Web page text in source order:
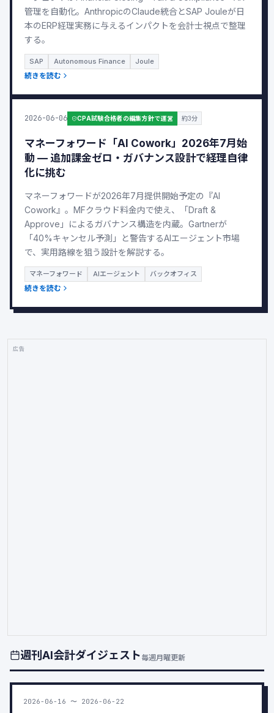
管理を自動化。AnthropicのClaude統合とSAP Jouleが日
本のERP経理実務に与えるインパクトを会計士視点で整理
する。
SAP Autonomous Finance Joule
続きを読む
2026-06-06 CPA試験合格者の編集方針で運営 約3分
マネーフォワード「AI Cowork」2026年7月始
動 — 追加課金ゼロ・ガバナンス設計で経理自律
化に挑む
マネーフォワードが2026年7月提供開始予定の『AI
Cowork』。MFクラウド料金内で使え、「Draft &
Approve」によるガバナンス構造を内蔵。Gartnerが
「40%キャンセル予測」と警告するAIエージェント市場
で、実用路線を狙う設計を解説する。
マネーフォワード AIエージェント バックオフィス
続きを読む
広告
週刊AI会計ダイジェスト 毎週月曜更新
2026-06-16 〜 2026-06-22